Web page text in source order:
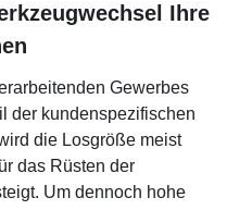
Ihre
Gewerbes
der kundenspezifischen
die Losgröße meist
das Rüsten der
Um dennoch hohe